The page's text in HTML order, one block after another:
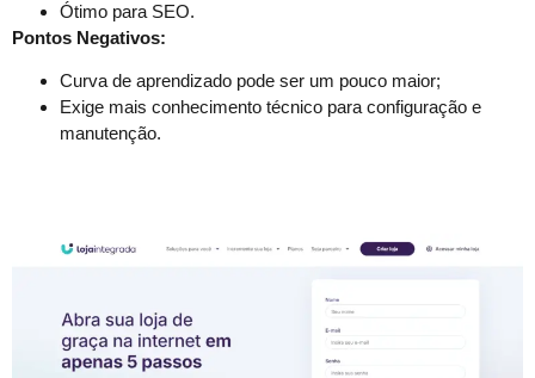
Ótimo para SEO.
Pontos Negativos:
Curva de aprendizado pode ser um pouco maior;
Exige mais conhecimento técnico para configuração e
manutenção.